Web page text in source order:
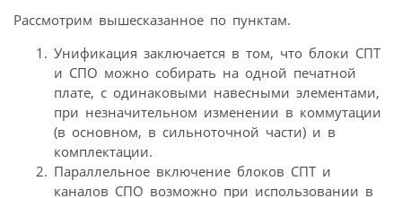
Рассмотрим вышесказанное по пунктам.
Унификация заключается в том, что блоки СПТ
и СПО можно собирать на одной печатной
плате, с одинаковыми навесными элементами,
при незначительном изменении в коммутации
(в основном, в сильноточной части) и в
комплектации.
Параллельное включение блоков СПТ и
каналов СПО возможно при использовании в